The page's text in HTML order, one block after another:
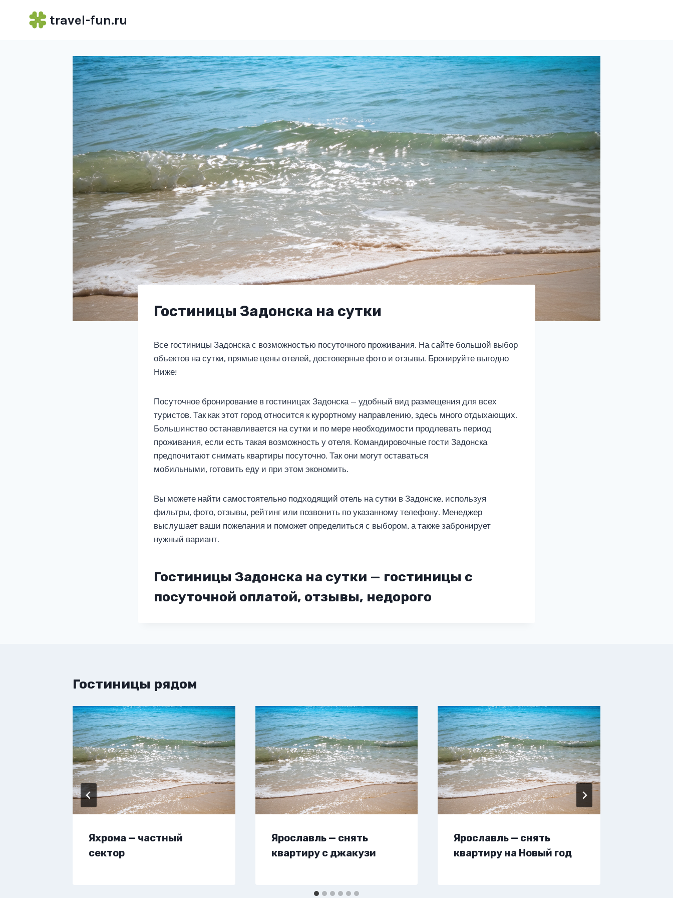
travel-fun.ru
Гостиницы Задонска на сутки
Все гостиницы Задонска с возможностью посуточного проживания. На сайте большой выбор
объектов на сутки, прямые цены отелей, достоверные фото и отзывы. Бронируйте выгодно
Ниже!
Посуточное бронирование в гостиницах Задонска — удобный вид размещения для всех
туристов. Так как этот город относится к курортному направлению, здесь много отдыхающих.
Большинство останавливается на сутки и по мере необходимости продлевать период
проживания, если есть такая возможность у отеля. Командировочные гости Задонска
предпочитают снимать квартиры посуточно. Так они могут оставаться
мобильными, готовить еду и при этом экономить.
Вы можете найти самостоятельно подходящий отель на сутки в Задонске, используя
фильтры, фото, отзывы, рейтинг или позвонить по указанному телефону. Менеджер
выслушает ваши пожелания и поможет определиться с выбором, а также забронирует
нужный вариант.
Гостиницы Задонска на сутки — гостиницы с
посуточной оплатой, отзывы, недорого
Гостиницы рядом
Яхрома — частный
сектор
Ярославль — снять
квартиру с джакузи
Ярославль — снять
квартиру на Новый год